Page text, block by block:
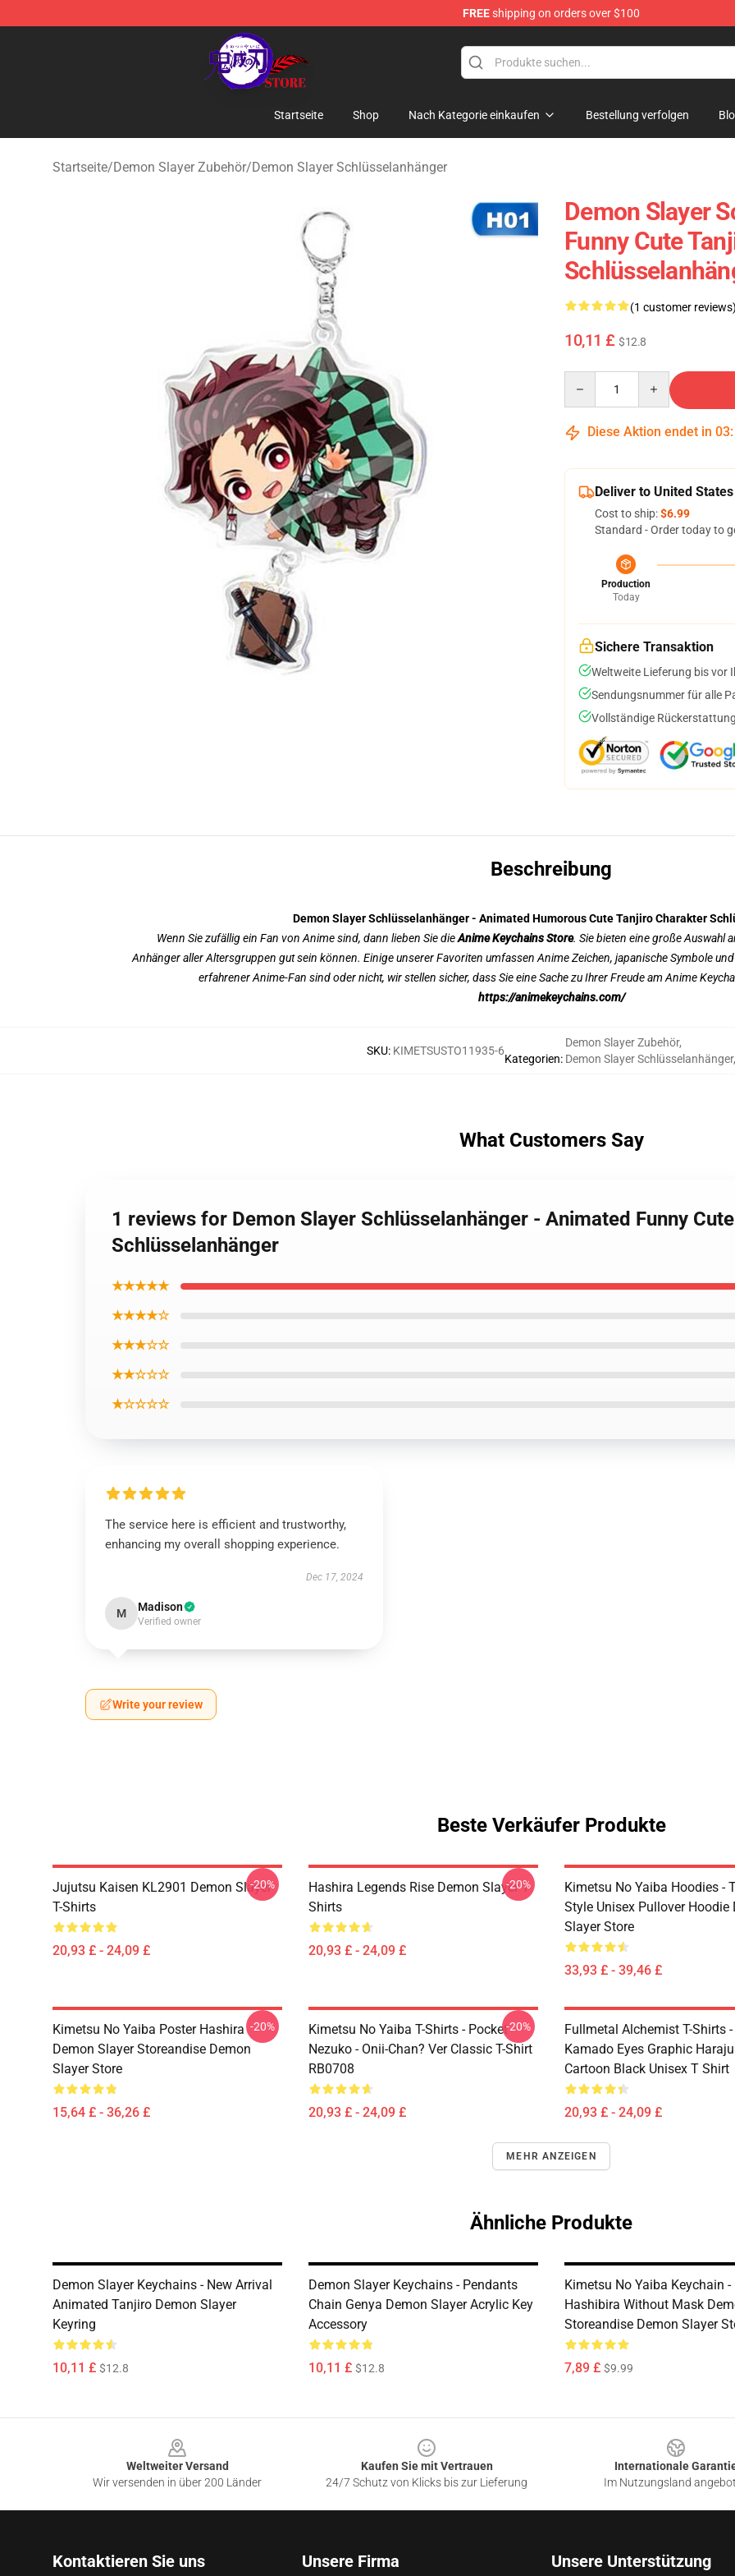
FREEshipping on orders over $100
Kimetsu no Yaiba Store - Official Kimetsu no Yaiba Merchandise Shop
Startseite Shop Nach Kategorie einkaufen Bestellung verfolgen
Startseite/Demon Slayer Zubehör/Demon Slayer Schlüsselanhänger
Demon Slayer
Funny Cute
(1 customer reviews)
10,11 £ $12.8
Diese Aktion endet in 03:
Deliver to United States
Cost to ship:$6.99
Standard - Order today to
Production
Today
Sichere Transaktion
Weltweite Lieferung bis vor
Sendungsnummer für alle
Vollständige
Beschreibung
Demon Slayer Schlüsselanhänger - Animated Humorous Cute Tanjiro Charakter
Wenn Sie zufällig ein Fan von Anime sind, dann lieben Sie dieAnime Keychains Store. Sie bieten eine große Auswahl
Anhänger aller Altersgruppen gut sein können. Einige unserer Favoriten umfassen Anime Zeichen, japanische Symbole
erfahrener Anime-Fan sind oder nicht, wir stellen sicher, dass Sie eine Sache zu Ihrer Freude am Anime
https://animekeychains.com/
SKU: KIMETSUSTO11935-6
Kategorien:
Demon Slayer Zubehör,
Demon Slayer Schlüsselanhänger,
What Customers Say
1 reviews for Demon Slayer Schlüsselanhänger - Animated Funny
Schlüsselanhänger
★★★★★
★★★★☆
★★★☆☆
★★☆☆☆
★☆☆☆☆
The service here is efficient and trustworthy,
enhancing my overall shopping experience.
Dec 17, 2024
M Madison
Verified owner
Write your review
Beste Verkäufer Produkte
Jujutsu Kaisen KL2901 Demon Slayer
T-Shirts
20,93 £ - 24,09 £
-20%
Hashira Legends Rise Demon Slayer T-
Shirts
20,93 £ - 24,09 £
-20%
Kimetsu No Yaiba Hoodies -
Style Unisex Pullover Hoodie
Slayer Store
33,93 £ - 39,46 £
Kimetsu No Yaiba Poster Hashira
Demon Slayer Storeandise Demon
Slayer Store
15,64 £ - 36,26 £
-20%
Kimetsu No Yaiba T-Shirts - Pocket
Nezuko - Onii-Chan? Ver Classic T-Shirt
RB0708
20,93 £ - 24,09 £
-20%
Fullmetal Alchemist T-Shirts
Kamado Eyes Graphic
Cartoon Black Unisex T Shirt
20,93 £ - 24,09 £
MEHR ANZEIGEN
Ähnliche Produkte
Demon Slayer Keychains - New Arrival
Animated Tanjiro Demon Slayer
Keyring
10,11 £ $12.8
Demon Slayer Keychains - Pendants
Chain Genya Demon Slayer Acrylic Key
Accessory
10,11 £ $12.8
Kimetsu No Yaiba Keychain -
Hashibira Without Mask
Storeandise Demon Slayer
7,89 £ $9.99
Weltweiter Versand
Wir versenden in über 200 Länder
Kaufen Sie mit Vertrauen
24/7 Schutz von Klicks bis zur Lieferung
Internationale
Im Nutzungsland
Kontaktieren Sie uns Unsere Firma Unsere Unterstützung